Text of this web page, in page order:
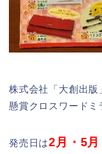
株式会社「大創出版
懸賞クロスワードミ
発売日は2月・5